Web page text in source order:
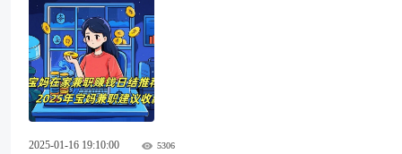
2025-01-16 19:10:00 5306